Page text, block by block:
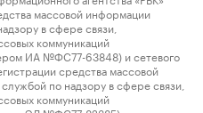
массовой информации
в сфере связи,
коммуникаций
ИА №ФС77-63848) и сетевого
средства массовой
по надзору в сфере связи,
коммуникаций